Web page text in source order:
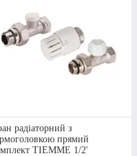
кутовий
радіаторний з
прямий
TIEMME 1/2'